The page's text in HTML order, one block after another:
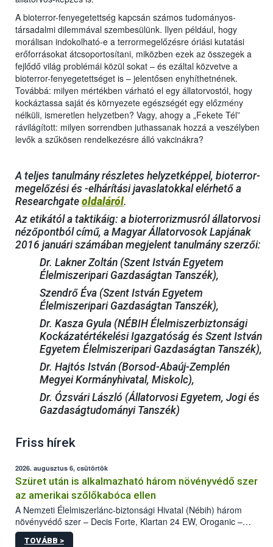
A bioterror-fenyegetettség kapcsán számos tudományos-
társadalmi dilemmával szembesülünk. Ilyen például, hogy
morálisan indokolható-e a terrormegelőzésre óriási kutatási
erőforrásokat átcsoportosítani, miközben ezek az összegek a
fejlődő világ problémái közül sokat – és ezáltal közvetve a
bioterror-fenyegetettséget is – jelentősen enyhíthetnének.
Továbbá: milyen mértékben várható el egy állatorvostól, hogy
kockáztassa saját és környezete egészségét egy előzmény
nélküli, ismeretlen helyzetben? Vagy, ahogy a „Fekete Tél”
rávilágított: milyen sorrendben juthassanak hozzá a veszélyben
levők a szűkösen rendelkezésre álló vakcinákra?
A teljes tanulmány részletes helyzetképpel, bioterror-
megelőzési és -elhárítási javaslatokkal elérhető a
Researchgate oldaláról.
Az etikától a taktikáig: a bioterrorizmusról állatorvosi
nézőpontból című, a Magyar Állatorvosok Lapjának
2016 januári számában megjelent tanulmány szerzői:
Dr. Lakner Zoltán (Szent István Egyetem
Élelmiszeripari Gazdaságtan Tanszék),
Szendrő Éva (Szent István Egyetem
Élelmiszeripari Gazdaságtan Tanszék),
Dr. Kasza Gyula (NÉBIH Élelmiszerbiztonsági
Kockázatértékelési Igazgatóság és Szent István
Egyetem Élelmiszeripari Gazdaságtan Tanszék),
Dr. Hajtós István (Borsod-Abaúj-Zemplén
Megyei Kormányhivatal, Miskolc),
Dr. Ózsvári László (Állatorvosi Egyetem, Jogi és
Gazdaságtudományi Tanszék)
Friss hírek
2026. augusztus 6, csütörtök
Szüret után is alkalmazható három növényvédő szer
az amerikai szőlőkabóca ellen
A Nemzeti Élelmiszerlánc-biztonsági Hivatal (Nébih) három
növényvédő szer – Decis Forte, Klartan 24 EW, Oroganic –
engedélyokiratát módosította, így azok a szüretet követően,
TOVÁBB >